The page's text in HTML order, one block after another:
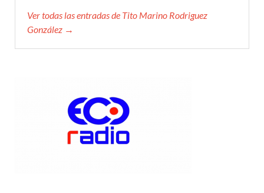
Ver todas las entradas de Tito Marino Rodriguez
González →